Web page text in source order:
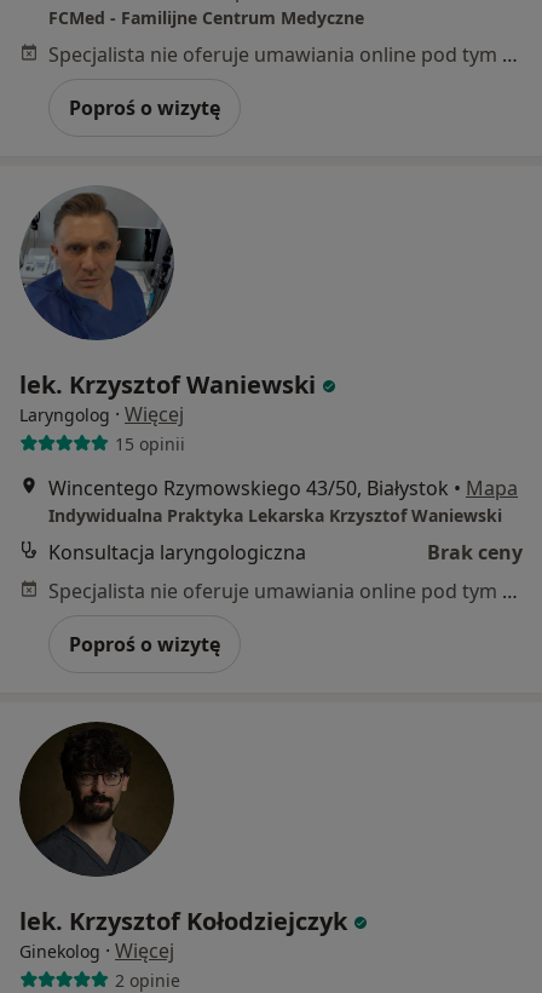
FCMed - Familijne Centrum Medyczne
Specjalista nie oferuje umawiania online pod tym adresem.
Poproś o wizytę
lek. Krzysztof Waniewski
Laryngolog · Więcej
15 opinii
Wincentego Rzymowskiego 43/50, Białystok • Mapa
Indywidualna Praktyka Lekarska Krzysztof Waniewski
Konsultacja laryngologiczna
Brak ceny
Specjalista nie oferuje umawiania online pod tym adresem.
Poproś o wizytę
lek. Krzysztof Kołodziejczyk
Ginekolog · Więcej
2 opinie